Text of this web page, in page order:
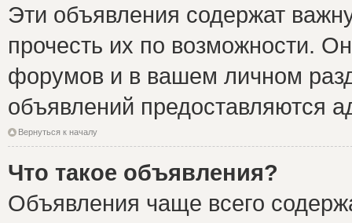
Эти объявления содержат
прочесть их по возможности.
форумов и в вашем личном
объявлений предоставляются
Вернуться к началу
Что такое объявления?
Объявления чаще всего